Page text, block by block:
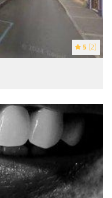
5 (2)